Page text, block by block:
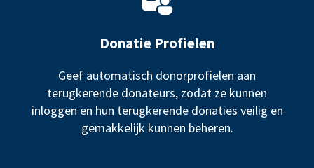
Donatie Profielen
Geef automatisch donorprofielen aan
terugkerende donateurs, zodat ze kunnen
inloggen en hun terugkerende donaties veilig en
gemakkelijk kunnen beheren.